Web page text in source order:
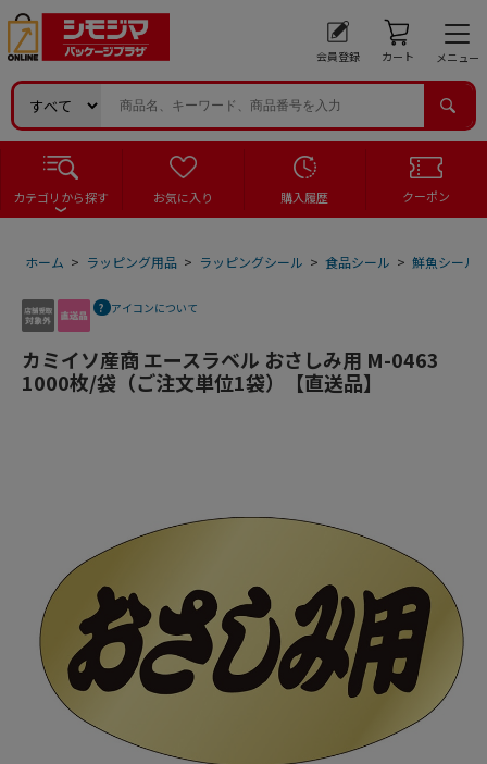
会員登録 カート メニュー
カテゴリから探す お気に入り 購入履歴 クーポン
ホーム > ラッピング用品 > ラッピングシール > 食品シール > 鮮魚シール
アイコンについて
カミイソ産商 エースラベル おさしみ用 M-0463
1000枚/袋（ご注文単位1袋）【直送品】